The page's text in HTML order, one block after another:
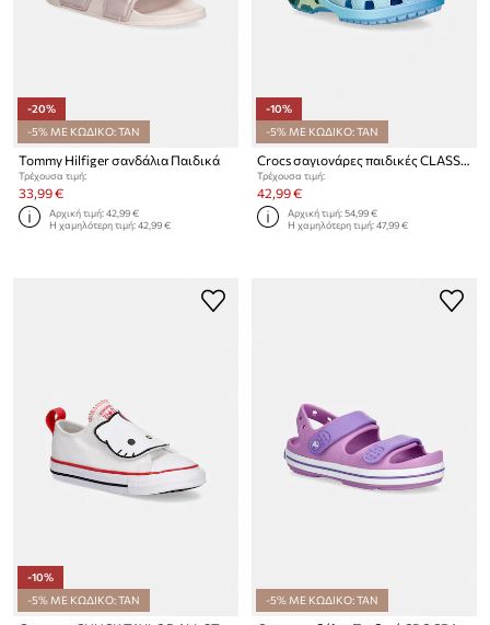
-20%
-5% ΜΕ ΚΩΔΙΚΟ: TAN
Tommy Hilfiger σανδάλια Παιδικά
Τρέχουσα τιμή:
33,99 €
Αρχική τιμή:42,99 €
Η χαμηλότερη τιμή:42,99 €
-10%
-5% ΜΕ ΚΩΔΙΚΟ: TAN
Crocs σαγιονάρες παιδικές CLASSIC BLUEY MULTI CLOG T
Τρέχουσα τιμή:
42,99 €
Αρχική τιμή:54,99 €
Η χαμηλότερη τιμή:47,99 €
-10%
-5% ΜΕ ΚΩΔΙΚΟ: TAN
-5% ΜΕ ΚΩΔΙΚΟ: TAN